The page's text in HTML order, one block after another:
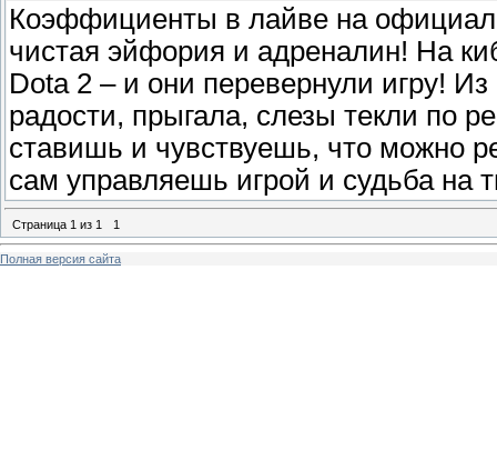
Коэффициенты в лайве на
чистая эйфория и адреналин! На
Dota 2 – и они перевернули игру!
радости, прыгала, слезы текли по
ставишь и чувствуешь, что можно
сам управляешь игрой и судьба на
Страница 1 из 1 1
Полная версия сайта